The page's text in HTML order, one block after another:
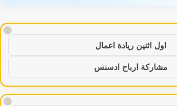
!
اول اثنين ريادة اعمال
مشاركة ارباح ادسنس
!